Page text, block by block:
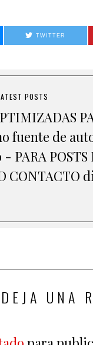
TWITTER
POSTS
fuente de
PARA
CONTACTO
DEJA UNA